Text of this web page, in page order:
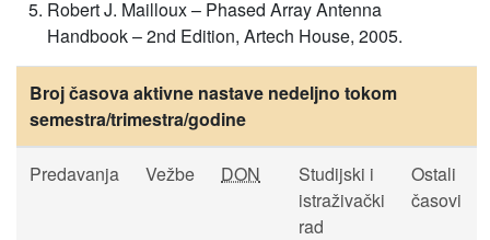
Robert J. Mailloux – Phased Array Antenna
Handbook – 2nd Edition, Artech House, 2005.
Broj časova aktivne nastave nedeljno tokom
semestra/trimestra/godine
Predavanja Vežbe DON
Studijski i
istraživački
rad
Ostali
časovi